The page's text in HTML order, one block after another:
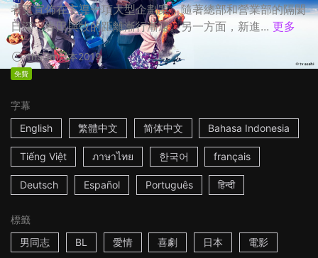
者更宣佈在主導一項大型企劃案，隨著總部和營業部的隔閡
日深，春田與牧的距離漸行漸遠。另一方面，新進... 更多
1h53m日本2019
免費
字幕
English
繁體中文 简体中文 Bahasa Indonesia
Tiếng Việt ภาษาไทย 한국어 français
Deutsch Español Português हिन्दी
標籤
男同志
BL 愛情 喜劇 日本 電影